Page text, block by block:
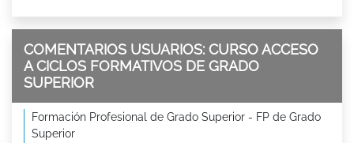
COMENTARIOS USUARIOS: CURSO ACCESO
A CICLOS FORMATIVOS DE GRADO
SUPERIOR
Formación Profesional de Grado Superior - FP de Grado
Superior